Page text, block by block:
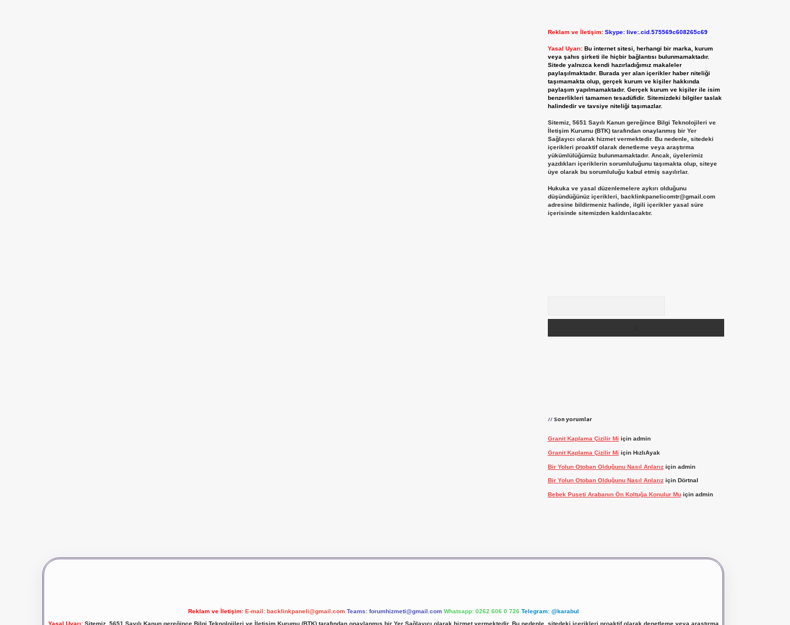
Reklam ve İletişim: Skype: live:.cid.575569c608265c69
Yasal Uyarı: Bu internet sitesi, herhangi bir marka, kurum
veya şahıs şirketi ile hiçbir bağlantısı bulunmamaktadır.
Sitede yalnızca kendi hazırladığımız makaleler
paylaşılmaktadır. Burada yer alan içerikler haber niteliği
taşımamakta olup, gerçek kurum ve kişiler hakkında
paylaşım yapılmamaktadır. Gerçek kurum ve kişiler ile isim
benzerlikleri tamamen tesadüfidir. Sitemizdeki bilgiler taslak
halindedir ve tavsiye niteliği taşımazlar.
Sitemiz, 5651 Sayılı Kanun gereğince Bilgi Teknolojileri ve
İletişim Kurumu (BTK) tarafından onaylanmış bir Yer
Sağlayıcı olarak hizmet vermektedir. Bu nedenle, sitedeki
içerikleri proaktif olarak denetleme veya araştırma
yükümlülüğümüz bulunmamaktadır. Ancak, üyelerimiz
yazdıkları içeriklerin sorumluluğunu taşımakta olup, siteye
üye olarak bu sorumluluğu kabul etmiş sayılırlar.
Hukuka ve yasal düzenlemelere aykırı olduğunu
düşündüğünüz içerikleri, backlinkpanelicomtr@gmail.com
adresine bildirmeniz halinde, ilgili içerikler yasal süre
içerisinde sitemizden kaldırılacaktır.
Son yorumlar
Granit Kaplama Çizilir Mi için admin
Granit Kaplama Çizilir Mi için HızlıAyak
Bir Yolun Otoban Olduğunu Nasıl Anlarıziçin admin
Bir Yolun Otoban Olduğunu Nasıl Anlarıziçin Dörtnal
Bebek Puseti Arabanın Ön Koltuğa Konulur Muiçin admin
Reklam ve İletişim: E-mail: backlinkpaneli@gmail.com Teams: forumhizmeti@gmail.com Whatsapp: 0262 606 0 726 Telegram: @karabul
Yasal Uyarı:Sitemiz, 5651 Sayılı Kanun gereğince Bilgi Teknolojileri ve İletişim Kurumu (BTK) tarafından onaylanmış bir Yer Sağlayıcı olarak hizmet vermektedir. Bu nedenle, sitedeki içerikleri proaktif olarak denetleme veya araştırma